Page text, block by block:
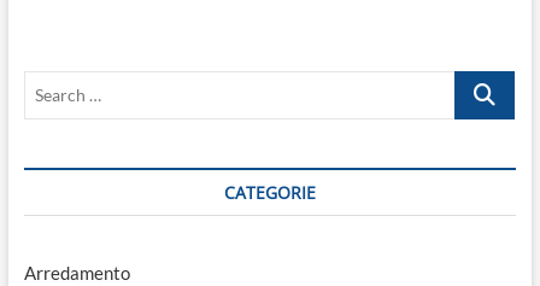
Search
CATEGORIE
Arredamento